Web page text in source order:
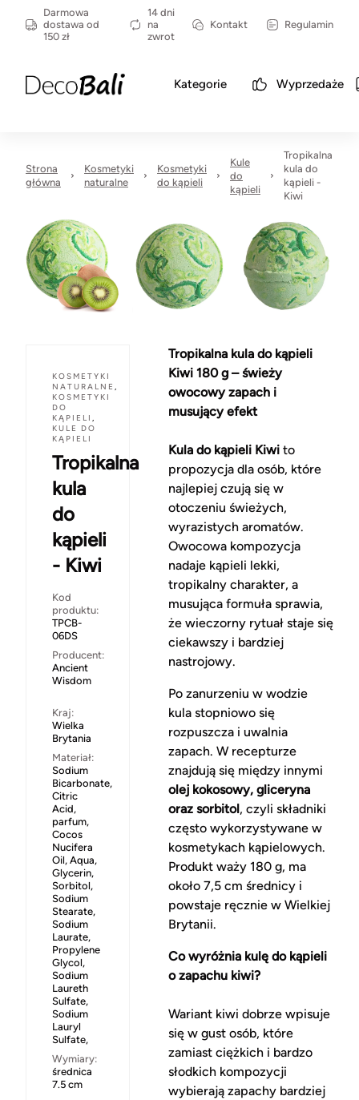
Darmowa
dostawa od
150 zł
14 dni
na
zwrot
Kontakt Regulamin
Kategorie Wyprzedaże
Strona
główna
Kosmetyki
naturalne
Kosmetyki
do kąpieli
Kule
do
kąpieli
Tropikalna
kula do
kąpieli -
Kiwi
KOSMETYKI
NATURALNE ,
KOSMETYKI
DO
KĄPIELI ,
KULE DO
KĄPIELI
Tropikalna
kula
do
kąpieli
- Kiwi
Kod
produktu:
TPCB-
06DS
Producent:
Ancient
Wisdom
Kraj:
Wielka
Brytania
Materiał:
Sodium
Bicarbonate,
Citric
Acid,
parfum,
Cocos
Nucifera
Oil, Aqua,
Glycerin,
Sorbitol,
Sodium
Stearate,
Sodium
Laurate,
Propylene
Glycol,
Sodium
Laureth
Sulfate,
Sodium
Lauryl
Sulfate,
Wymiary:
średnica
7.5 cm
Tropikalna kula do kąpieli
Kiwi 180 g – świeży
owocowy zapach i
musujący efekt
Kula do kąpieli Kiwito
propozycja dla osób, które
najlepiej czują się w
otoczeniu świeżych,
wyrazistych aromatów.
Owocowa kompozycja
nadaje kąpieli lekki,
tropikalny charakter, a
musująca formuła sprawia,
że wieczorny rytuał staje się
ciekawszy i bardziej
nastrojowy.
Po zanurzeniu w wodzie
kula stopniowo się
rozpuszcza i uwalnia
zapach. W recepturze
znajdują się między innymi
olej kokosowy, gliceryna
oraz sorbitol, czyli składniki
często wykorzystywane w
kosmetykach kąpielowych.
Produkt waży 180 g, ma
około 7,5 cm średnicy i
powstaje ręcznie w Wielkiej
Brytanii.
Co wyróżnia kulę do kąpieli
o zapachu kiwi?
Wariant kiwi dobrze wpisuje
się w gust osób, które
zamiast ciężkich i bardzo
słodkich kompozycji
wybierają zapachy bardziej